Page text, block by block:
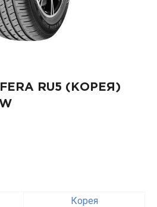
FERA RU5 (КОРЕЯ)
Корея